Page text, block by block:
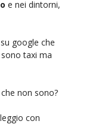
e nei dintorni,
google che
taxi ma
non sono?
con